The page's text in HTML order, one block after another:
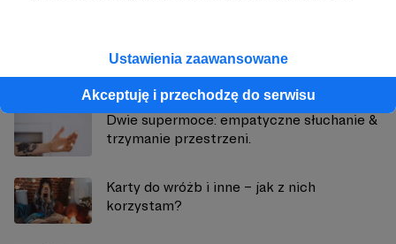
Ustawienia zaawansowane
Akceptuję i przechodzę do serwisu
Zobacz również
Dwie supermoce: empatyczne słuchanie &
trzymanie przestrzeni.
Karty do wróżb i inne – jak z nich
korzystam?